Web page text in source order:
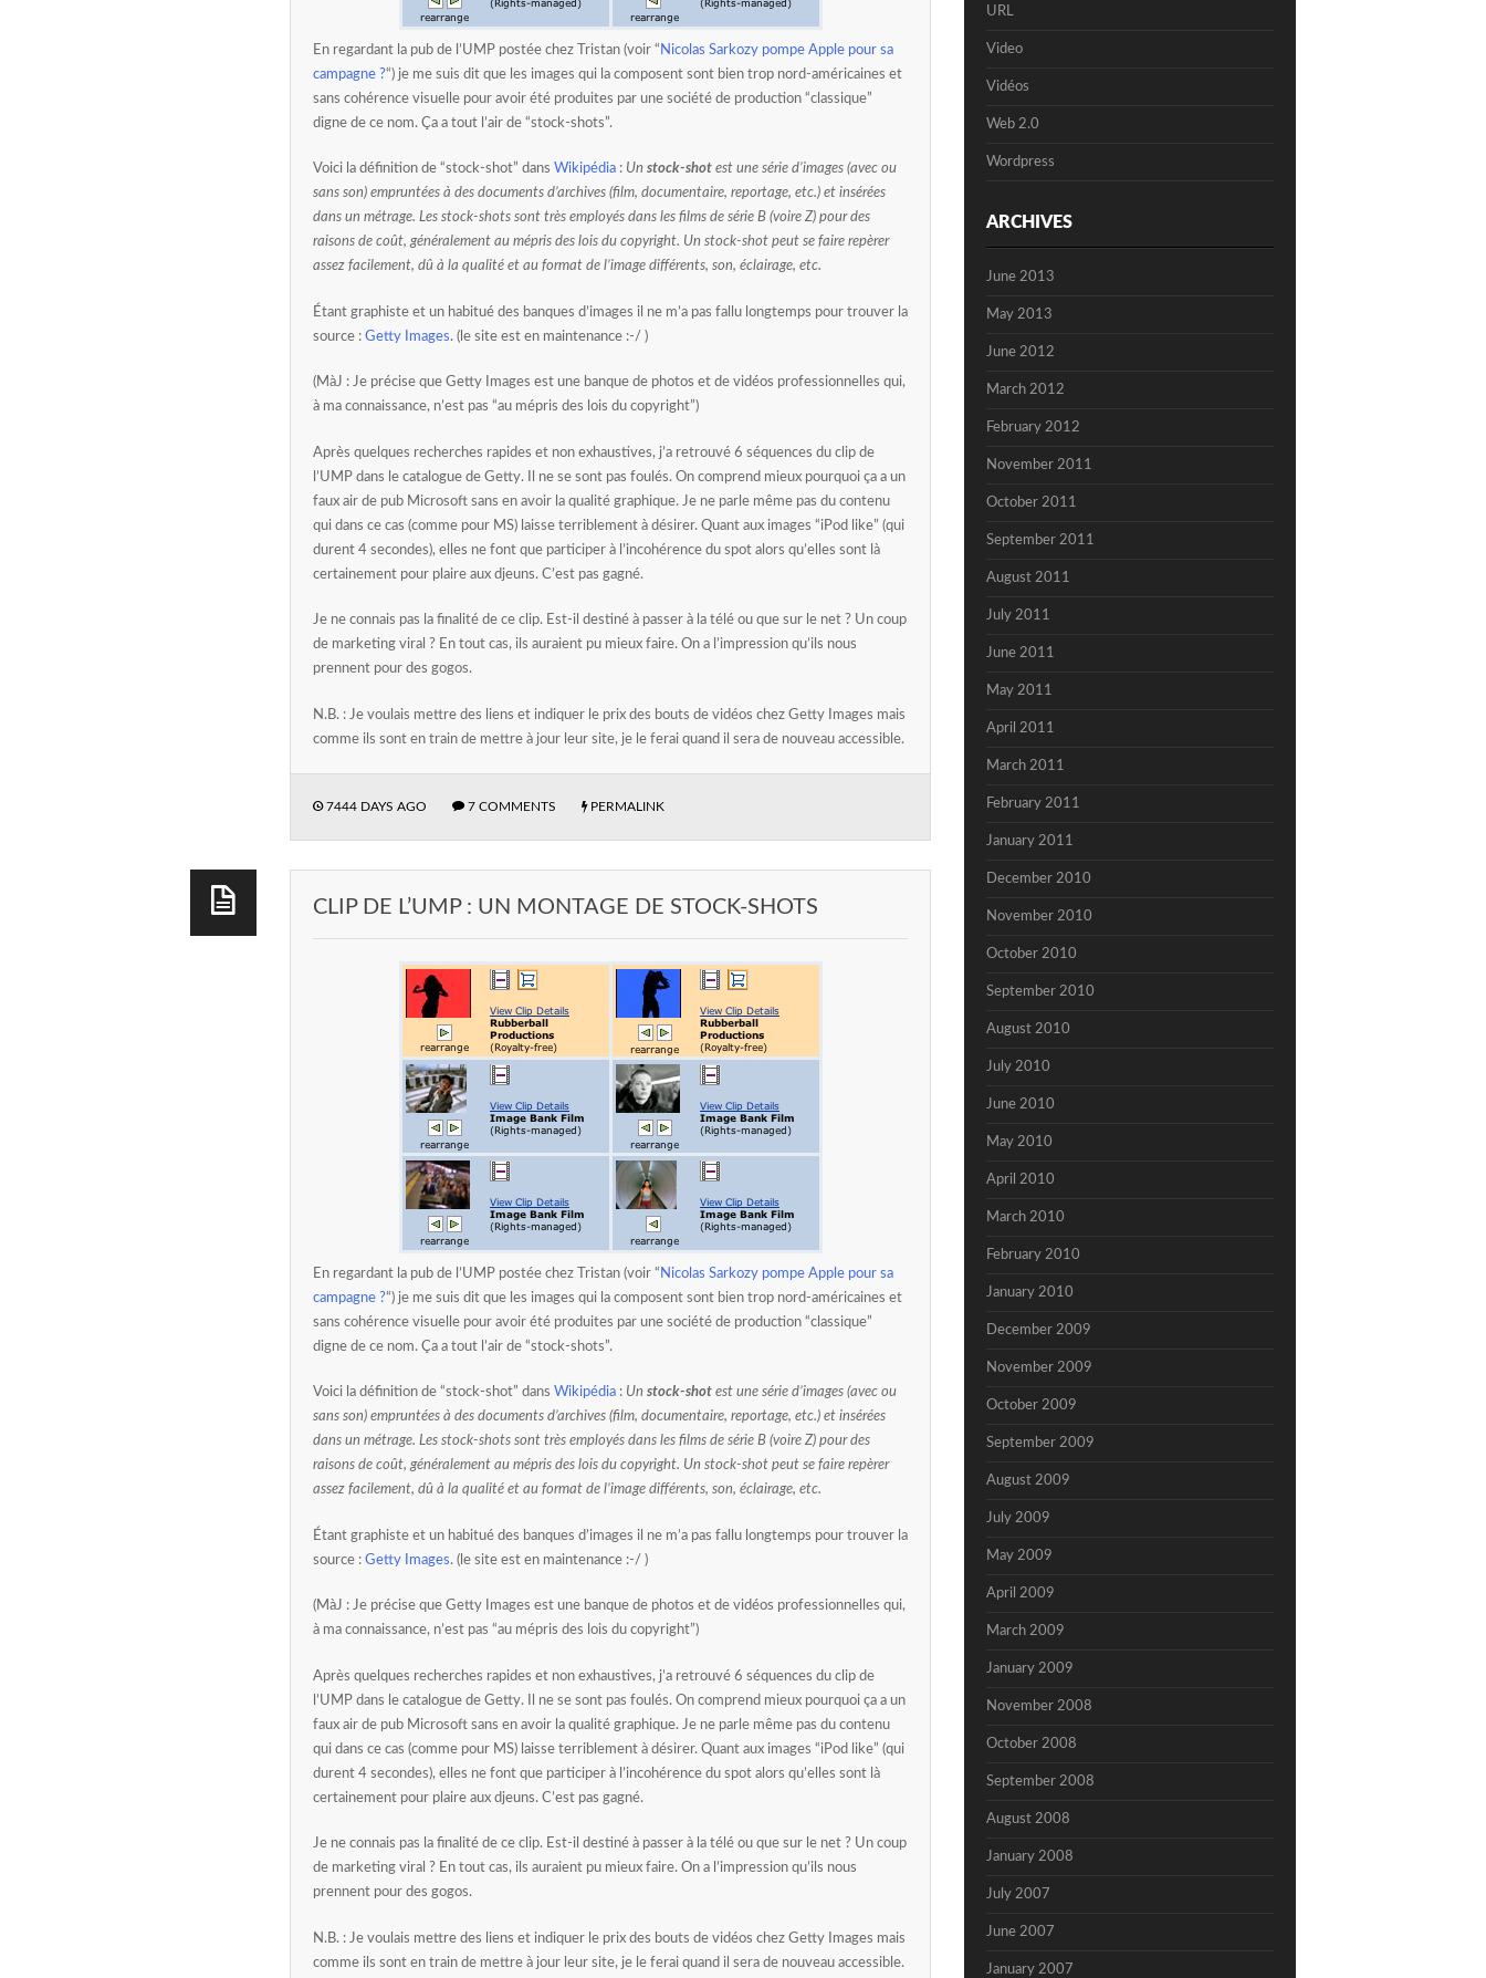
En regardant la pub de l’UMP postée chez Tristan (voir “ Nicolas Sarkozy pompe Apple pour sa
campagne ?“) je me suis dit que les images qui la composent sont bien trop nord-américaines et
sans cohérence visuelle pour avoir été produites par une société de production “classique”
digne de ce nom. Ça a tout l’air de “stock-shots”.
Voici la définition de “stock-shot” dans Wikipédia : Un stock-shot est une série d’images (avec ou
sans son) empruntées à des documents d’archives (film, documentaire, reportage, etc.) et insérées
dans un métrage. Les stock-shots sont très employés dans les films de série B (voire Z) pour des
raisons de coût, généralement au mépris des lois du copyright. Un stock-shot peut se faire repèrer
assez facilement, dû à la qualité et au format de l’image différents, son, éclairage, etc.
Étant graphiste et un habitué des banques d’images il ne m’a pas fallu longtemps pour trouver la
source : Getty Images. (le site est en maintenance :-/ )
(MàJ : Je précise que Getty Images est une banque de photos et de vidéos professionnelles qui,
à ma connaissance, n’est pas “au mépris des lois du copyright”)
Après quelques recherches rapides et non exhaustives, j’a retrouvé 6 séquences du clip de
l’UMP dans le catalogue de Getty. Il ne se sont pas foulés. On comprend mieux pourquoi ça a un
faux air de pub Microsoft sans en avoir la qualité graphique. Je ne parle même pas du contenu
qui dans ce cas (comme pour MS) laisse terriblement à désirer. Quant aux images “iPod like” (qui
durent 4 secondes), elles ne font que participer à l’incohérence du spot alors qu’elles sont là
certainement pour plaire aux djeuns. C’est pas gagné.
Je ne connais pas la finalité de ce clip. Est-il destiné à passer à la télé ou que sur le net ? Un coup
de marketing viral ? En tout cas, ils auraient pu mieux faire. On a l’impression qu’ils nous
prennent pour des gogos.
N.B. : Je voulais mettre des liens et indiquer le prix des bouts de vidéos chez Getty Images mais
comme ils sont en train de mettre à jour leur site, je le ferai quand il sera de nouveau accessible.
7444 DAYS AGO 7 COMMENTS PERMALINK
CLIP DE L’UMP : UN MONTAGE DE STOCK-SHOTS
En regardant la pub de l’UMP postée chez Tristan (voir “ Nicolas Sarkozy pompe Apple pour sa
campagne ?“) je me suis dit que les images qui la composent sont bien trop nord-américaines et
sans cohérence visuelle pour avoir été produites par une société de production “classique”
digne de ce nom. Ça a tout l’air de “stock-shots”.
Voici la définition de “stock-shot” dans Wikipédia : Un stock-shot est une série d’images (avec ou
sans son) empruntées à des documents d’archives (film, documentaire, reportage, etc.) et insérées
dans un métrage. Les stock-shots sont très employés dans les films de série B (voire Z) pour des
raisons de coût, généralement au mépris des lois du copyright. Un stock-shot peut se faire repèrer
assez facilement, dû à la qualité et au format de l’image différents, son, éclairage, etc.
Étant graphiste et un habitué des banques d’images il ne m’a pas fallu longtemps pour trouver la
source : Getty Images. (le site est en maintenance :-/ )
(MàJ : Je précise que Getty Images est une banque de photos et de vidéos professionnelles qui,
à ma connaissance, n’est pas “au mépris des lois du copyright”)
Après quelques recherches rapides et non exhaustives, j’a retrouvé 6 séquences du clip de
l’UMP dans le catalogue de Getty. Il ne se sont pas foulés. On comprend mieux pourquoi ça a un
faux air de pub Microsoft sans en avoir la qualité graphique. Je ne parle même pas du contenu
qui dans ce cas (comme pour MS) laisse terriblement à désirer. Quant aux images “iPod like” (qui
durent 4 secondes), elles ne font que participer à l’incohérence du spot alors qu’elles sont là
certainement pour plaire aux djeuns. C’est pas gagné.
Je ne connais pas la finalité de ce clip. Est-il destiné à passer à la télé ou que sur le net ? Un coup
de marketing viral ? En tout cas, ils auraient pu mieux faire. On a l’impression qu’ils nous
prennent pour des gogos.
N.B. : Je voulais mettre des liens et indiquer le prix des bouts de vidéos chez Getty Images mais
comme ils sont en train de mettre à jour leur site, je le ferai quand il sera de nouveau accessible.
URL
Video
Vidéos
Web 2.0
Wordpress
ARCHIVES
June 2013
May 2013
June 2012
March 2012
February 2012
November 2011
October 2011
September 2011
August 2011
July 2011
June 2011
May 2011
April 2011
March 2011
February 2011
January 2011
December 2010
November 2010
October 2010
September 2010
August 2010
July 2010
June 2010
May 2010
April 2010
March 2010
February 2010
January 2010
December 2009
November 2009
October 2009
September 2009
August 2009
July 2009
May 2009
April 2009
March 2009
January 2009
November 2008
October 2008
September 2008
August 2008
January 2008
July 2007
June 2007
January 2007